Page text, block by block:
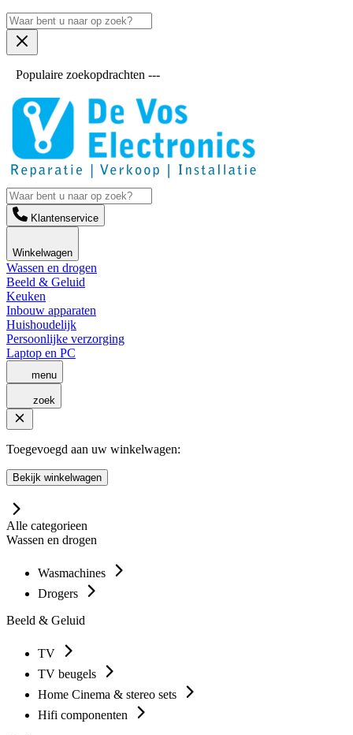
Populaire zoekopdrachten ---
Klantenservice
Winkelwagen
Wassen en drogen
Beeld & Geluid
Keuken
Inbouw apparaten
Huishoudelijk
Persoonlijke verzorging
Laptop en PC
menu
zoek
Toegevoegd aan uw winkelwagen:
Bekijk winkelwagen
Alle categorieen
Wassen en drogen
Wasmachines
Drogers
Beeld & Geluid
TV
TV beugels
Home Cinema & stereo sets
Hifi componenten